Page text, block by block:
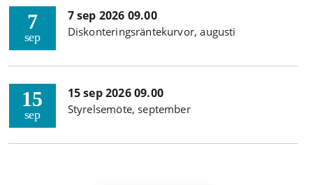
7
sep
7 sep 2026 09.00
Diskonteringsräntekurvor, augusti
15
sep
15 sep 2026 09.00
Styrelsemöte, september